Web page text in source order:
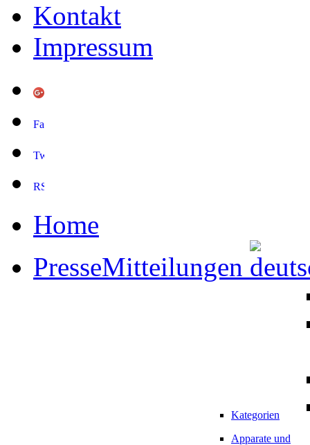
Kontakt
Impressum
Home
PresseMitteilungen
Kategorien
Apparate und